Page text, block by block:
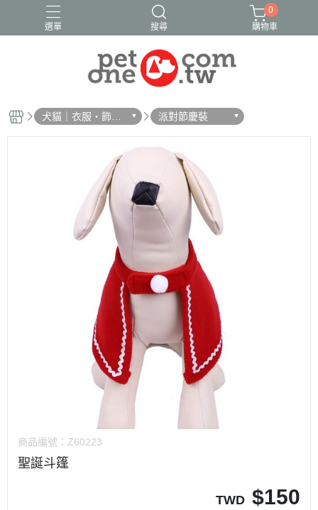
選單 搜尋
0
購物車
犬貓｜衣服・飾
品・雨衣
派對節慶裝
商品編號： Z60223
聖誕斗篷
TWD $150